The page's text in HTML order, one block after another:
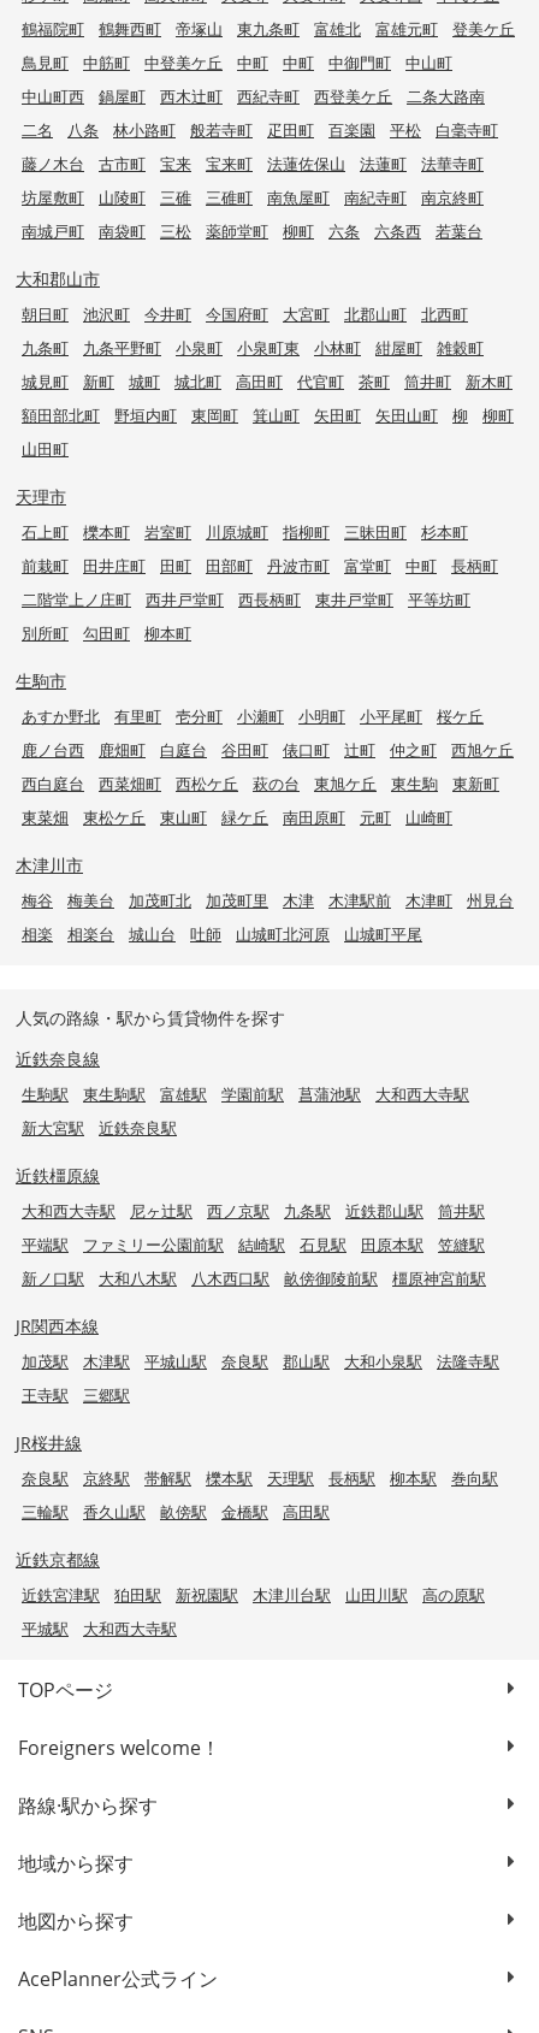
鶴福院町
鶴舞西町 帝塚山 東九条町 富雄北 富雄元町
登美ケ丘
鳥見町
中筋町 中登美ケ丘 中町 中町 中御門町
中山町
中山町西
鍋屋町 西木辻町 西紀寺町 西登美ケ丘
二条大路南
二名
八条 林小路町 般若寺町 疋田町 百楽園 平松
白毫寺町
藤ノ木台
古市町 宝来 宝来町 法蓮佐保山 法蓮町
法華寺町
坊屋敷町
山陵町 三碓 三碓町 南魚屋町 南紀寺町
南京終町
南城戸町
南袋町 三松 薬師堂町 柳町 六条 六条西 若葉台
大和郡山市
朝日町 池沢町 今井町 今国府町 大宮町 北郡山町
北西町
九条町
九条平野町 小泉町 小泉町東 小林町 紺屋町
雑穀町
城見町
新町 城町 城北町 高田町 代官町 茶町 筒井町
新木町
額田部北町
野垣内町 東岡町 箕山町 矢田町 矢田山町 柳
柳町
山田町
天理市
石上町 櫟本町 岩室町 川原城町 指柳町 三昧田町
杉本町
前栽町
田井庄町 田町 田部町 丹波市町 富堂町 中町
長柄町
二階堂上ノ庄町
西井戸堂町 西長柄町 東井戸堂町
平等坊町
別所町
勾田町 柳本町
生駒市
あすか野北 有里町 壱分町 小瀬町 小明町 小平尾町
桜ケ丘
鹿ノ台西
鹿畑町 白庭台 谷田町 俵口町 辻町 仲之町
西旭ケ丘
西白庭台
西菜畑町 西松ケ丘 萩の台 東旭ケ丘 東生駒
東新町
東菜畑
東松ケ丘 東山町 緑ケ丘 南田原町 元町 山崎町
木津川市
梅谷 梅美台 加茂町北 加茂町里 木津 木津駅前 木津町
州見台
相楽
相楽台 城山台 吐師 山城町北河原 山城町平尾
人気の路線・駅から賃貸物件を探す
近鉄奈良線
生駒駅 東生駒駅 富雄駅 学園前駅 菖蒲池駅
大和西大寺駅
新大宮駅
近鉄奈良駅
近鉄橿原線
大和西大寺駅 尼ヶ辻駅 西ノ京駅 九条駅 近鉄郡山駅
筒井駅
平端駅
ファミリー公園前駅 結崎駅 石見駅 田原本駅
笠縫駅
新ノ口駅
大和八木駅 八木西口駅 畝傍御陵前駅 橿原神宮前駅
JR関西本線
加茂駅 木津駅 平城山駅 奈良駅 郡山駅 大和小泉駅
法隆寺駅
王寺駅
三郷駅
JR桜井線
奈良駅 京終駅 帯解駅 櫟本駅 天理駅 長柄駅 柳本駅
巻向駅
三輪駅
香久山駅 畝傍駅 金橋駅 高田駅
近鉄京都線
近鉄宮津駅 狛田駅 新祝園駅 木津川台駅 山田川駅
高の原駅
平城駅
大和西大寺駅
TOPページ
Foreigners welcome！
路線·駅から探す
地域から探す
地図から探す
AcePlanner公式ライン